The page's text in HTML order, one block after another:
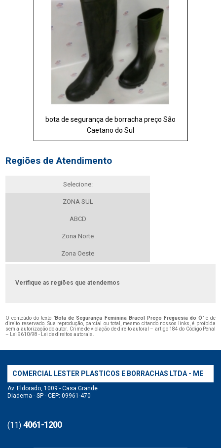
bota de segurança de borracha preço São
Caetano do Sul
Regiões de Atendimento
Selecione:
ZONA SUL
ABCD
Zona Norte
Zona Oeste
Verifique as regiões que atendemos
O conteúdo do texto "Bota de Segurança Feminina Bracol Preço Freguesia do Ó" é de
direito reservado. Sua reprodução, parcial ou total, mesmo citando nossos links, é proibida
sem a autorização do autor. Crime de violação de direito autoral – artigo 184 do Código Penal
–
Lei 9610/98 - Lei de direitos autorais
COMERCIAL LESTER PLASTICOS E BORRACHAS LTDA - ME
Av. Eldorado, 1009 - Casa Grande
Diadema - SP - CEP: 09961-470
(11) 4061-1200